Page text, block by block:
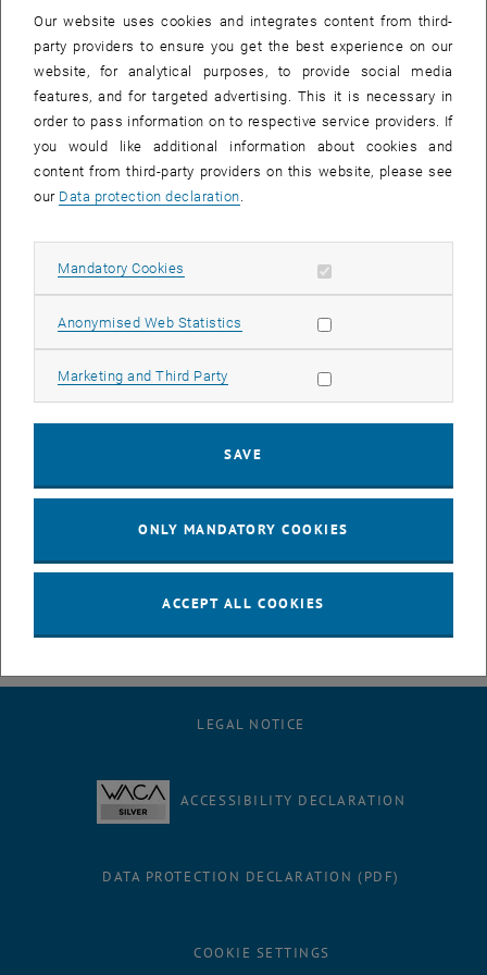
Heute und morgen findet das zweite VSS statt. Junge
Forscher_innen, welche an den unterschiedlichsten Instituten der
TU Wien tätig sind, vernetzen sich zwei Tage lang innerhalb von vier
Forschungsbereichen:
Informations- und Kommunikationstechnologie
Quantenphysik und Qantentechnologie
(welche die Ausstellung eines Posters inkludieren) bilden über 60
junge Forscher_innen die Grundlage für institutsübergreifende
Kontakte, Kooperationen und den Austausch von Know-How
innerhalb der TU Wien. Pausen und Postersessions bieten genug
Möglichkeiten, sich auszutauschen.
Wir laden alle Kurzentschlossenen ein, im TUtheSky
vorbeizuschauen, mitzudiskutieren und von der Plattform VSS zu
<link http: vss.tuwien.ac.at>vss.tuwien.ac.at
Bilder: © TU Wien | Matthias Heisler
LEGAL NOTICE
ACCESSIBILITY DECLARATION
DATA PROTECTION DECLARATION (PDF)
COOKIE SETTINGS
Our website uses cookies and integrates content from third-
party providers to ensure you get the best experience on our
website, for analytical purposes, to provide social media
features, and for targeted advertising. This it is necessary in
order to pass information on to respective service providers. If
you would like additional information about cookies and
content from third-party providers on this website, please see
our Data protection declaration
Mandatory Cookies Allow mandatory cookies
Anonymised Web Statistics Allow statistic cookies
Marketing and Third Party Allow marketing cookies
SAVE
ONLY MANDATORY COOKIES
ACCEPT ALL COOKIES